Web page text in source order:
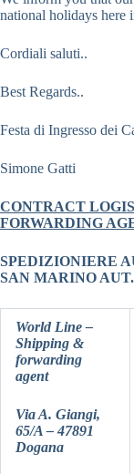
national holidays here
Cordiali saluti..
Best Regards..
Festa di Ingresso dei
Simone Gatti
CONTRACT
FORWARDING
SPEDIZIONIERE
SAN MARINO
World Line –
Shipping &
forwarding
agent
Via A. Giangi,
65/A – 47891
Dogana